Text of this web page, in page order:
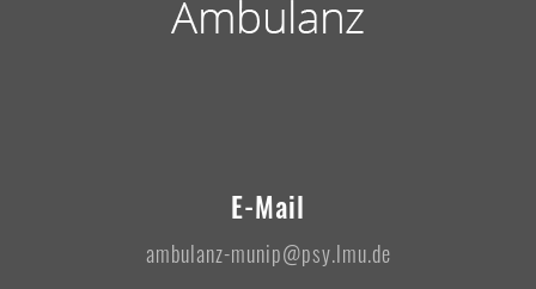
E-Mail
ambulanz-munip@psy.lmu.de